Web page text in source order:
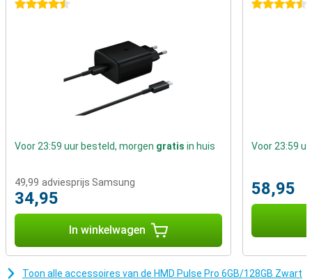
Ben jij op zoek naar een telefoon met vingerafdruk scanner? Dan is
ook over gezichtsherkenning.
4.5 sterren
Voor 23:59 uur besteld, morgen gratis in huis
49,99 adviesprijs Samsung
34,95
In winkelwagen
4.5 sterren
Voor 23:59
58,95
Toon alle accessoires van de HMD Pulse Pro 6GB/128GB Zwart